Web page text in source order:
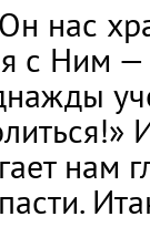
нас
с Ним
нам